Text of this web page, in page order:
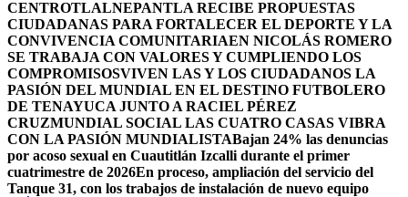
CENTROTLALNEPANTLA RECIBE PROPUESTAS
CIUDADANAS PARA FORTALECER EL DEPORTE Y LA
CONVIVENCIA COMUNITARIAEN NICOLÁS ROMERO
SE TRABAJA CON VALORES Y CUMPLIENDO LOS
COMPROMISOSVIVEN LAS Y LOS CIUDADANOS LA
PASIÓN DEL MUNDIAL EN EL DESTINO FUTBOLERO
DE TENAYUCA JUNTO A RACIEL PÉREZ
CRUZMUNDIAL SOCIAL LAS CUATRO CASAS VIBRA
CON LA PASIÓN MUNDIALISTABajan 24% las denuncias
por acoso sexual en Cuautitlán Izcalli durante el primer
cuatrimestre de 2026En proceso, ampliación del servicio del
Tanque 31, con los trabajos de instalación de nuevo equipo